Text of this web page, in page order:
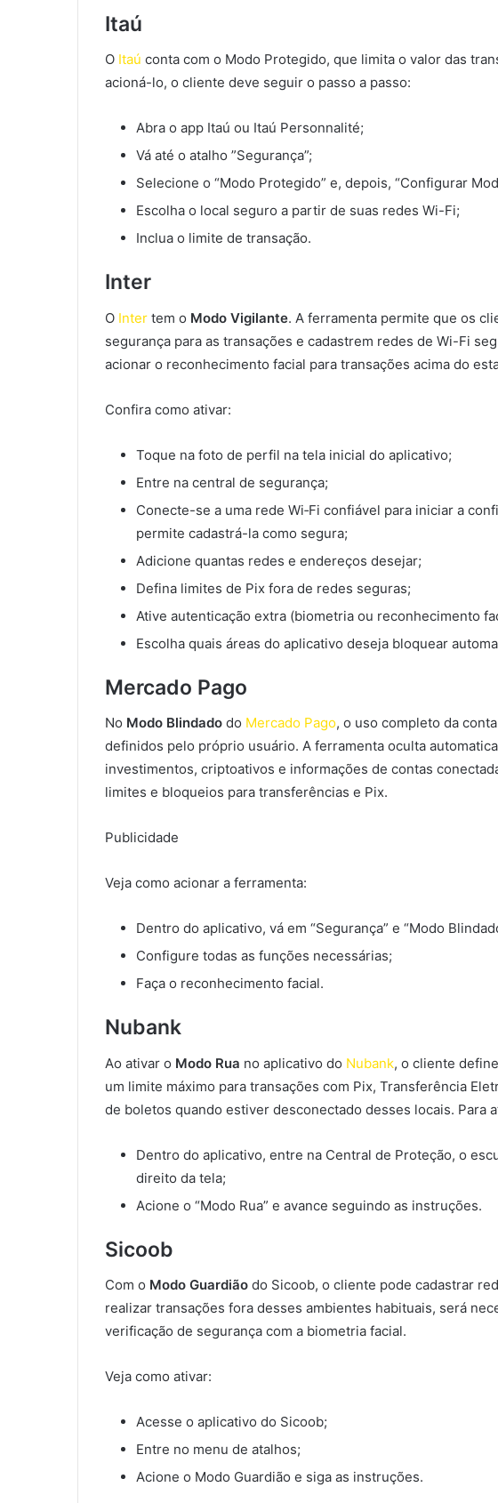
Itaú
O Itaú conta com o Modo Protegido, que limita o valor das
acioná-lo, o cliente deve seguir o passo a passo:
Abra o app Itaú ou Itaú Personnalité;
Vá até o atalho ”Segurança”;
Selecione o “Modo Protegido” e, depois, “Configurar
Escolha o local seguro a partir de suas redes Wi-Fi;
Inclua o limite de transação.
Inter
O Inter tem o Modo Vigilante. A ferramenta permite que os
segurança para as transações e cadastrem redes de Wi-Fi
acionar o reconhecimento facial para transações acima do
Confira como ativar:
Toque na foto de perfil na tela inicial do aplicativo;
Entre na central de segurança;
Conecte-se a uma rede Wi‑Fi confiável para iniciar a
permite cadastrá-la como segura;
Adicione quantas redes e endereços desejar;
Defina limites de Pix fora de redes seguras;
Ative autenticação extra (biometria ou reconhecimento
Escolha quais áreas do aplicativo deseja bloquear
Mercado Pago
No Modo Blindado do Mercado Pago, o uso completo da
definidos pelo próprio usuário. A ferramenta oculta
investimentos, criptoativos e informações de contas
limites e bloqueios para transferências e Pix.
Publicidade
Veja como acionar a ferramenta:
Dentro do aplicativo, vá em “Segurança” e “Modo
Configure todas as funções necessárias;
Faça o reconhecimento facial.
Nubank
Ao ativar o Modo Rua no aplicativo do Nubank, o cliente
um limite máximo para transações com Pix, Transferência
de boletos quando estiver desconectado desses locais. Para
Dentro do aplicativo, entre na Central de Proteção, o
direito da tela;
Acione o “Modo Rua” e avance seguindo as instruções.
Sicoob
Com o Modo Guardião do Sicoob, o cliente pode cadastrar
realizar transações fora desses ambientes habituais, será
verificação de segurança com a biometria facial.
Veja como ativar:
Acesse o aplicativo do Sicoob;
Entre no menu de atalhos;
Acione o Modo Guardião e siga as instruções.